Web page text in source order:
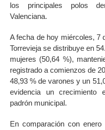
los principales polos
Valenciana.
A fecha de hoy miércoles, 7
Torrevieja se distribuye en
mujeres (50,64 %),
registrado a comienzos de
48,93 % de varones y un
evidencia un crecimiento
padrón municipal.
En comparación con